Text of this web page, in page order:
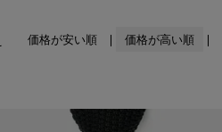
価格が安い順 価格が高い順